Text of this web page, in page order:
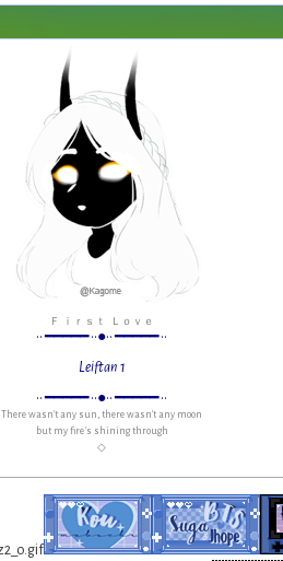
Ｆ ｉｒｓｔ Ｌｏｖｅ
•• ━━━━━ ••●•• ━━━━━ ••
Leiftan 1
•• ━━━━━ ••●•• ━━━━━ ••
There wasn't any sun, therе wasn't any moon
but my fire's shining through
◇